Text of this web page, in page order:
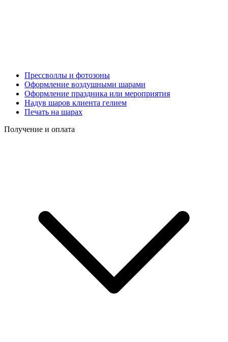
Прессволлы и фотозоны
Оформление воздушными шарами
Оформление праздника или мероприятия
Надув шаров клиента гелием
Печать на шарах
Получение и оплата